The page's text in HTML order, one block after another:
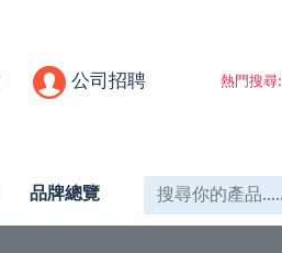
公司招聘 熱門搜尋:
品牌總覽